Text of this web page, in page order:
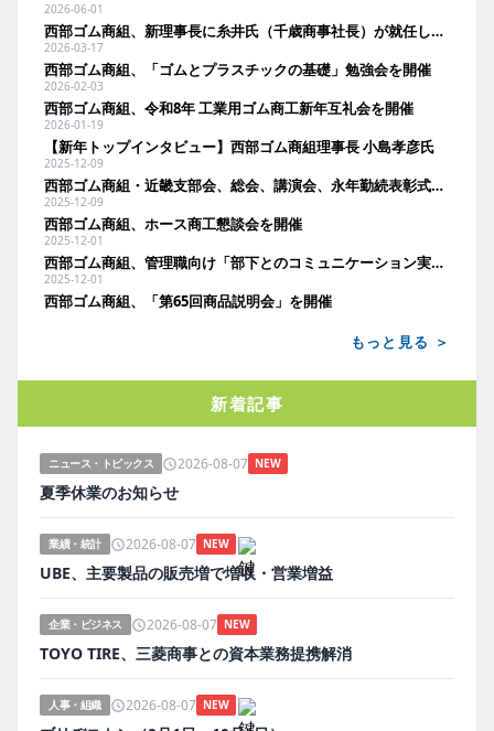
2026-06-01
西部ゴム商組、新理事長に糸井氏（千歳商事社長）が就任し新体制へ
2026-03-17
西部ゴム商組、「ゴムとプラスチックの基礎」勉強会を開催
2026-02-03
西部ゴム商組、令和8年 工業用ゴム商工新年互礼会を開催
2026-01-19
【新年トップインタビュー】西部ゴム商組理事長 小島孝彦氏
2025-12-09
西部ゴム商組・近畿支部会、総会、講演会、永年勤続表彰式、懇親会を開催
2025-12-09
西部ゴム商組、ホース商工懇談会を開催
2025-12-01
西部ゴム商組、管理職向け「部下とのコミュニケーション実践研修」を開催
2025-12-01
西部ゴム商組、「第65回商品説明会」を開催
もっと見る ＞
新着記事
ニュース・トピックス 2026-08-07 NEW
夏季休業のお知らせ
業績・統計 2026-08-07 NEW
UBE、主要製品の販売増で増収・営業増益
企業・ビジネス 2026-08-07 NEW
TOYO TIRE、三菱商事との資本業務提携解消
人事・組織 2026-08-07 NEW